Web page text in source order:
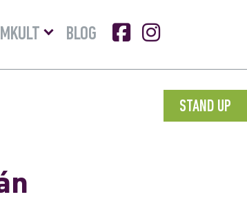
Menü
lenyitása
BLOG
STAND UP